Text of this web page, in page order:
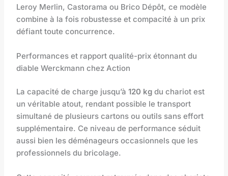
Leroy Merlin, Castorama ou Brico Dépôt, ce modèle
combine à la fois robustesse et compacité à un prix
défiant toute concurrence.
Performances et rapport qualité-prix étonnant du
diable Werckmann chez Action
La capacité de charge jusqu’à120 kg du chariot est
un véritable atout, rendant possible le transport
simultané de plusieurs cartons ou outils sans effort
supplémentaire. Ce niveau de performance séduit
aussi bien les déménageurs occasionnels que les
professionnels du bricolage.